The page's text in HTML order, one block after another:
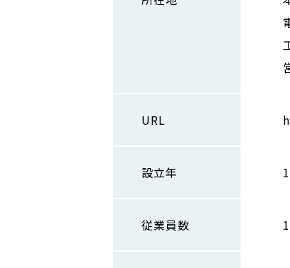
URL
設立年
従業員数